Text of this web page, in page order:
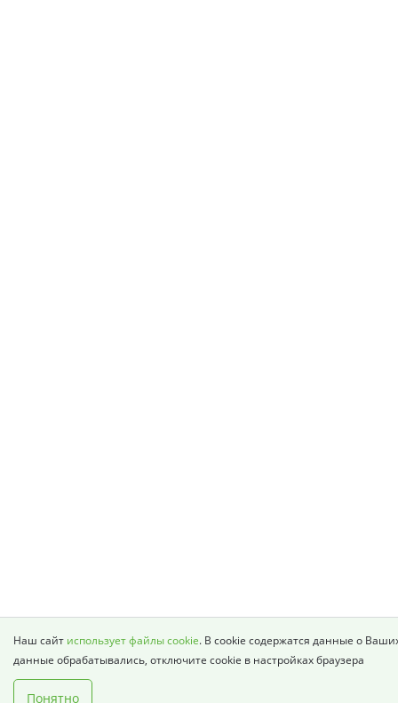
Наш сайт использует файлы cookie. В cookie содержатся данные о
данные обрабатывались, отключите cookie в настройках браузера
Понятно